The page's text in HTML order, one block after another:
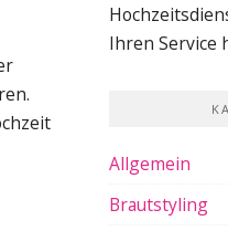
Ihren Service
Allgemein
Brautstyling